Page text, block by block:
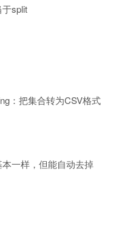
split
：把集合转为CSV格式
一样，但能自动去掉